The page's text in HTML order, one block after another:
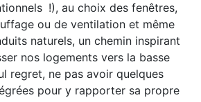
!), au choix des fenêtres,
ou de ventilation et même
naturels, un chemin inspirant
nos logements vers la basse
regret, ne pas avoir quelques
pour y rapporter sa propre